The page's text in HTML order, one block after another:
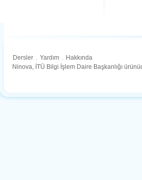
Dersler . Yardım . Hakkında
Ninova, İTÜ Bilgi İşlem Daire Başkanlığı